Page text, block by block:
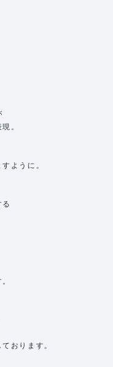
。
ように。
おります。